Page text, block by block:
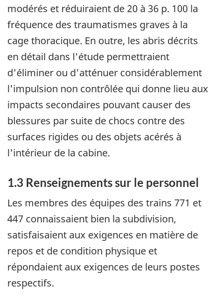
modérés et réduiraient de 20 à 36 p. 100 la
fréquence des traumatismes graves à la
cage thoracique. En outre, les abris décrits
en détail dans l'étude permettraient
d'éliminer ou d'atténuer considérablement
l'impulsion non contrôlée qui donne lieu aux
impacts secondaires pouvant causer des
blessures par suite de chocs contre des
surfaces rigides ou des objets acérés à
l'intérieur de la cabine.
1.3 Renseignements sur le personnel
Les membres des équipes des trains 771 et
447 connaissaient bien la subdivision,
satisfaisaient aux exigences en matière de
repos et de condition physique et
répondaient aux exigences de leurs postes
respectifs.